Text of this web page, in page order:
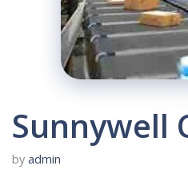
Sunnywell
by admin